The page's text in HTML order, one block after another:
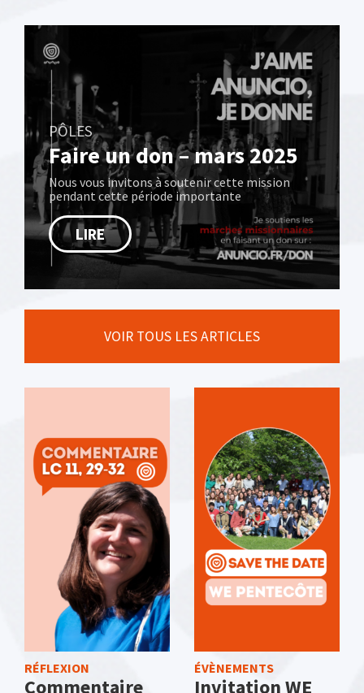
PÔLES
Faire un don – mars 2025
Nous vous invitons à soutenir cette mission
pendant cette période importante
LIRE
VOIR TOUS LES ARTICLES
RÉFLEXION
Commentaire
ÉVÈNEMENTS
Invitation WE